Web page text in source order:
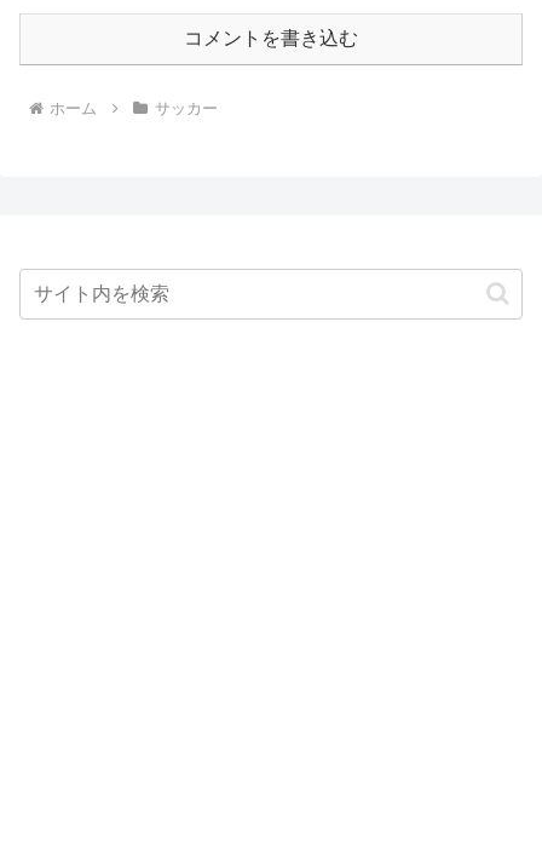
コメントを書き込む
ホーム サッカー